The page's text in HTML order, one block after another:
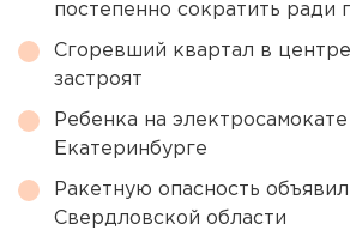
постепенно сократить ради
Сгоревший квартал в
застроят
Ребенка на
Екатеринбурге
Ракетную опасность
Свердловской области